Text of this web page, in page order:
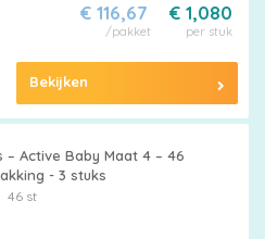
€ 1,080
per stuk
€ 116,67
/pakket
Bekijken
– Active Baby Maat 4 – 46
- 3 stuks
st